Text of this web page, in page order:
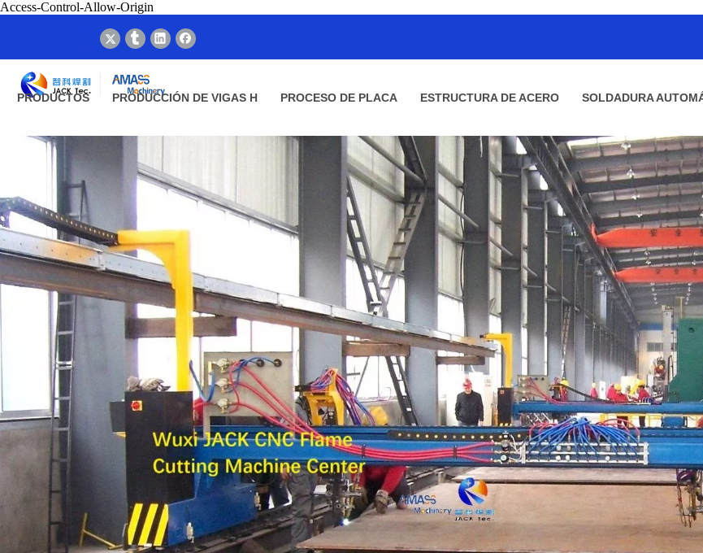
Access-Control-Allow-Origin
PRODUCTOS PRODUCCIÓN DE VIGAS H PROCESO DE PLACA ESTRUCTURA DE ACERO SOLDADURA